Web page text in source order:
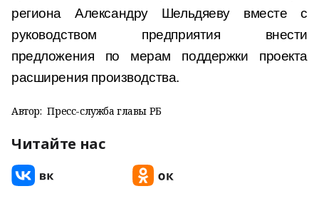
региона Александру Шельдяеву вместе с
руководством предприятия внести
предложения по мерам поддержки проекта
расширения производства.
Автор: Пресс-служба главы РБ
Читайте нас